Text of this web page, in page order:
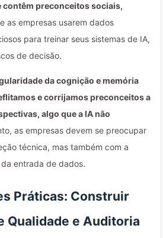
preconceitos sociais,
as empresas usarem dados
para treinar seus sistemas de IA,
de decisão.
da cognição e memória
e corrijamos preconceitos a
algo que a IA não
as empresas devem se preocupar
técnica, mas também com a
entrada de dados.
Práticas: Construir
Qualidade e Auditoria